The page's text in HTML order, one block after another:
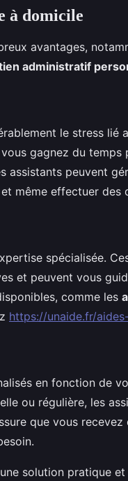
à domicile
avantages,
administratif
le stress lié
gagnez du temps
assistants peuvent
même effectuer des
spécialisée.
et peuvent vous
comme les
https://unaide.fr/
en fonction de
ou régulière, les
que vous recevez
solution pratique